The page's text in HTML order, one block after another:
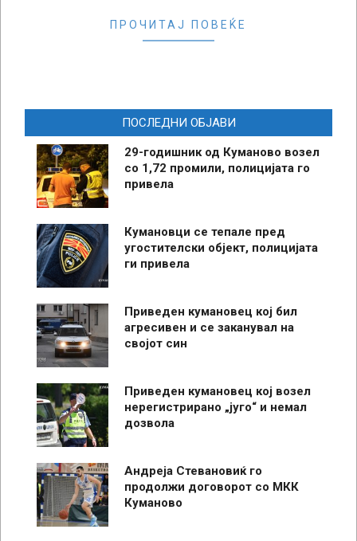
ПРОЧИТАЈ ПОВЕЌЕ
ПОСЛЕДНИ ОБЈАВИ
29-годишник од Куманово возел
со 1,72 промили, полицијата го
привела
Кумановци се тепале пред
угостителски објект, полицијата
ги привела
Приведен кумановец кој бил
агресивен и се заканувал на
својот син
Приведен кумановец кој возел
нерегистрирано „југо“ и немал
дозвола
Андреја Стевановиќ го
продолжи договорот со МКК
Куманово